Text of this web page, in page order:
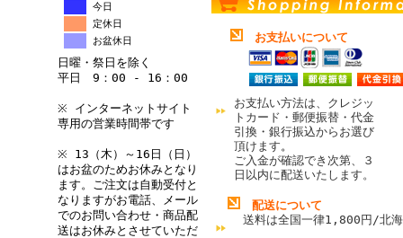
今日
定休日
お盆休日
日曜・祭日を除く
平日 9：00 - 16：00
※ インターネットサイト
専用の営業時間帯です
※ 13（木）～16日（日）
はお盆のためお休みとなり
ます。ご注文は自動受付と
なりますがお電話、メール
でのお問い合わせ・商品配
送はお休みとさせていただ
お支払いについて
お支払い方法は、クレジッ
トカード・郵便振替・代金
引換・銀行振込からお選び
頂けます。
ご入金が確認でき次第、３
日以内に配送いたします。
配送について
送料は全国一律1,800円/北